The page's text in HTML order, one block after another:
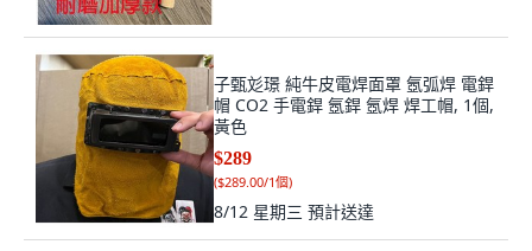
子甄彣璟 純牛皮電焊面罩 氬弧焊 電銲
帽 CO2 手電銲 氬銲 氬焊 焊工帽, 1個,
黃色
$289
($289.00/1個)
8/12 星期三 預計送達